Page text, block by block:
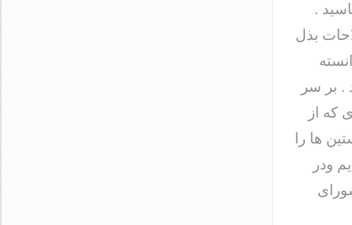
.
بذل
. بر سر
که از
ها را
ودر